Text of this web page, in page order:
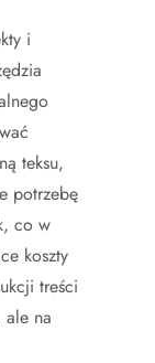
i
teksu,
potrzebę
co w
koszty
treści
ale na